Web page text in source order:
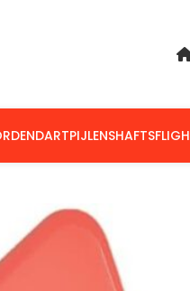
DARTPIJLENSHAFTS